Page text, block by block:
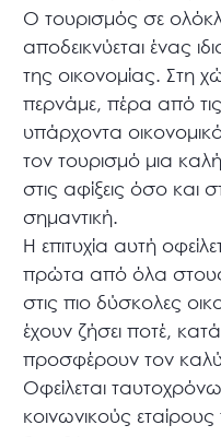
Ο τουρισμός σε
αποδεικνύεται ένας
της οικονομίας. Στη
περνάμε, πέρα από τις
υπάρχοντα
τον τουρισμό μια
στις αφίξεις όσο και
σημαντική.
Η επιτυχία αυτή
πρώτα από όλα
στις πιο δύσκολες
έχουν ζήσει ποτέ,
προσφέρουν τον
Οφείλεται
κοινωνικούς